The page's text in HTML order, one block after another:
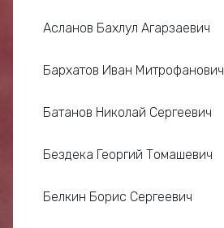
Асланов Бахлул Агарзаевич
Бархатов Иван Митрофанович
Батанов Николай Сергеевич
Бездека Георгий Томашевич
Белкин Борис Сергеевич